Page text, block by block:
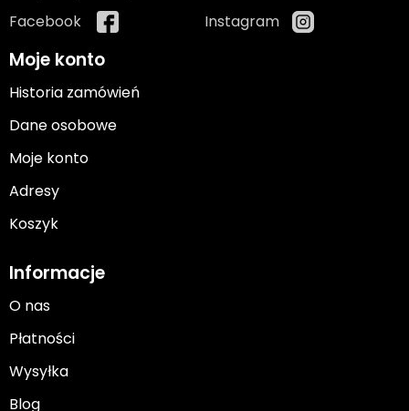
Facebook Instagram
Moje konto
Historia zamówień
Dane osobowe
Moje konto
Adresy
Koszyk
Informacje
O nas
Płatności
Wysyłka
Blog